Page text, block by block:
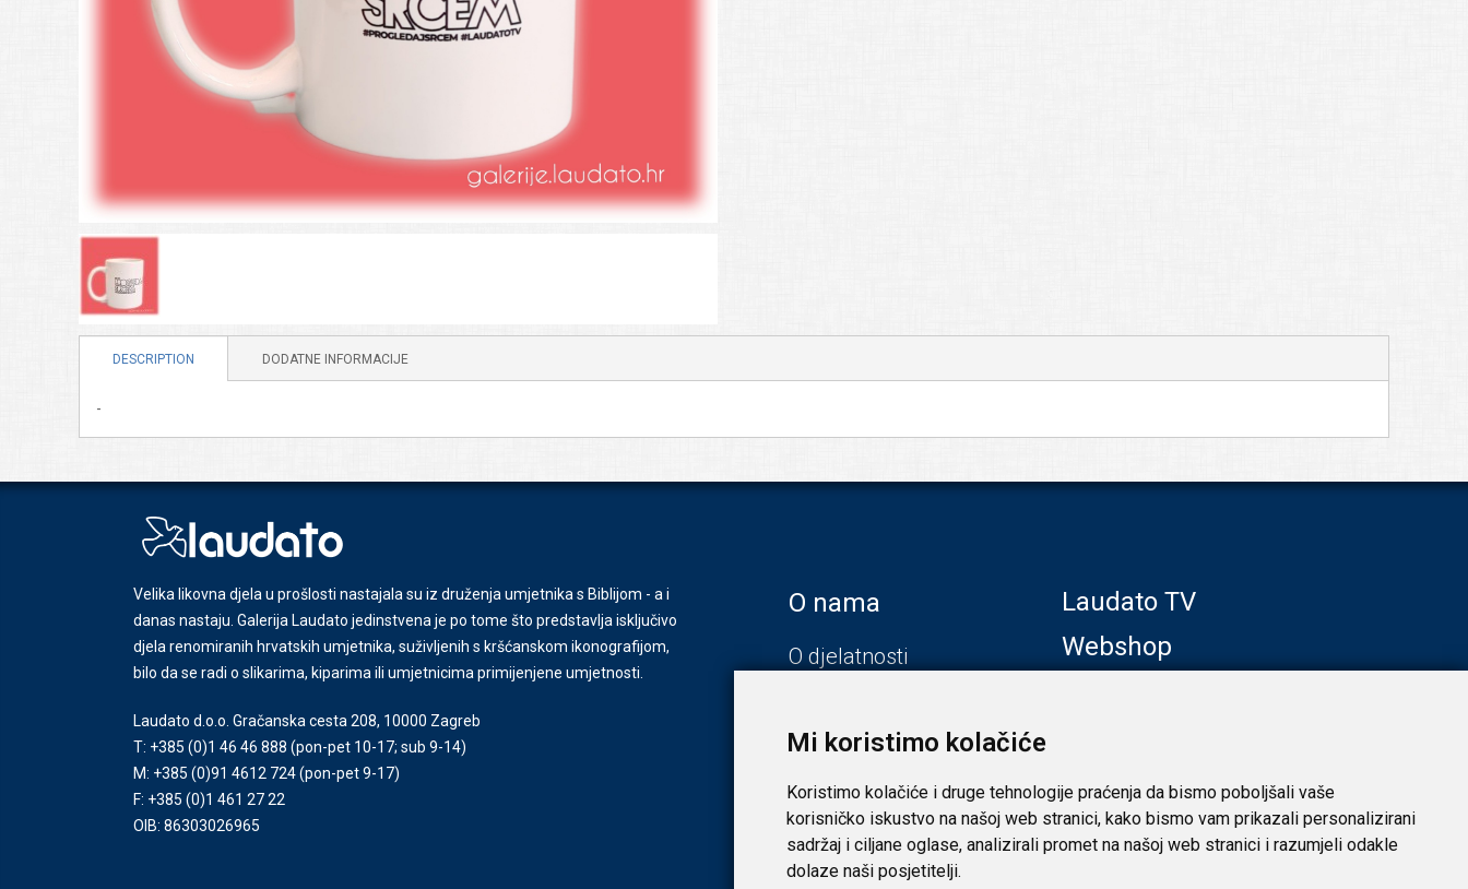
Mi koristimo kolačiće
Koristimo kolačiće i druge tehnologije praćenja da bismo poboljšali vaše
korisničko iskustvo na našoj web stranici, kako bismo vam prikazali personalizirani
sadržaj i ciljane oglase, analizirali promet na našoj web stranici i razumjeli odakle
dolaze naši posjetitelji.
DESCRIPTION DODATNE INFORMACIJE
-
Velika likovna djela u prošlosti nastajala su iz druženja umjetnika s Biblijom - a i
danas nastaju. Galerija Laudato jedinstvena je po tome što predstavlja isključivo
djela renomiranih hrvatskih umjetnika, suživljenih s kršćanskom ikonografijom,
bilo da se radi o slikarima, kiparima ili umjetnicima primijenjene umjetnosti.
Laudato d.o.o. Gračanska cesta 208, 10000 Zagreb
T: +385 (0)1 46 46 888 (pon-pet 10-17; sub 9-14)
M: +385 (0)91 4612 724(pon-pet 9-17)
F: +385 (0)1 461 27 22
OIB: 86303026965
O nama
O djelatnosti
Zadar
Laudato TV
Webshop